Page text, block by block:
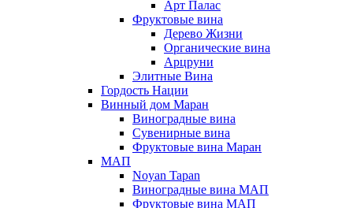
Арт Палас
Фруктовые вина
Дерево Жизни
Органические вина
Арцруни
Элитные Вина
Гордость Нации
Винный дом Маран
Виноградные вина
Сувенирные вина
Фруктовые вина Маран
МАП
Noyan Tapan
Виноградные вина МАП
Фруктовые вина МАП